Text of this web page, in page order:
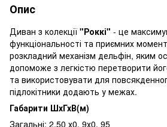
Опис
Диван з колекції "Роккі" - це
функціональності та приємних
розкладний механізм дельфін, яким
допоможе з легкістю перетворити
та використовувати для
підлокітники додають у межах.
Габарити ШхГхВ(м)
Загальні: 2,50 х0, 9х0, 95